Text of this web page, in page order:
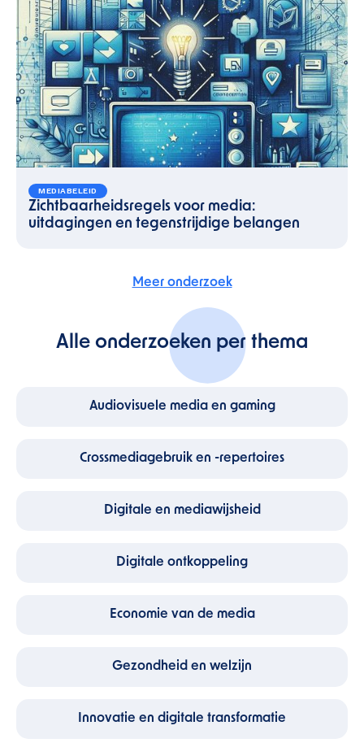
MEDIABELEID
Zichtbaarheidsregels voor media:
uitdagingen en tegenstrijdige belangen
Meer onderzoek
Alle onderzoeken per thema
Audiovisuele media en gaming
Crossmediagebruik en -repertoires
Digitale en mediawijsheid
Digitale ontkoppeling
Economie van de media
Gezondheid en welzijn
Innovatie en digitale transformatie